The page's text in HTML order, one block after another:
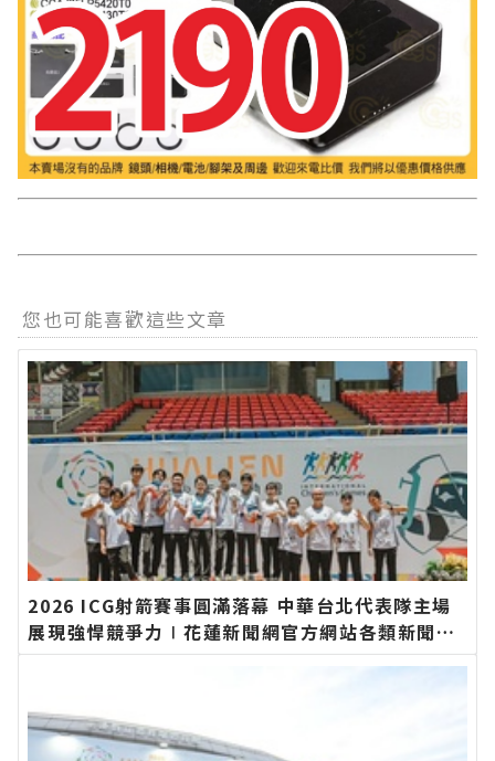
您也可能喜歡這些文章
2026 ICG射箭賽事圓滿落幕 中華台北代表隊主場
展現強悍競爭力∣花蓮新聞網官方網站各類新聞－
最快速的今日新聞報導 最新的在地資訊！